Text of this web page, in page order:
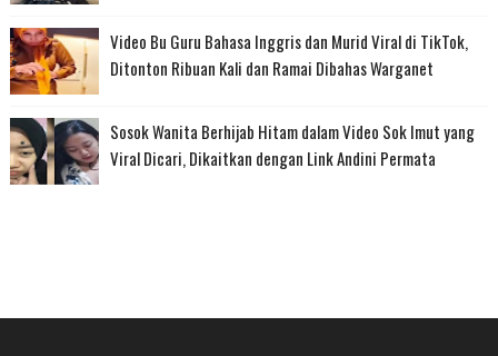
Video Bu Guru Bahasa Inggris dan Murid Viral di TikTok,
Ditonton Ribuan Kali dan Ramai Dibahas Warganet
Sosok Wanita Berhijab Hitam dalam Video Sok Imut yang
Viral Dicari, Dikaitkan dengan Link Andini Permata